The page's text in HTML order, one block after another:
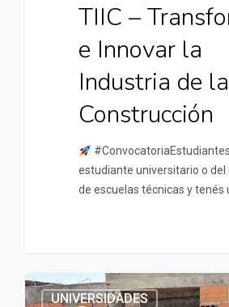
TIIC –
e Innovar la
Industria de la
Construcción
estudiante universitario o del
de escuelas técnicas y tenés
UNIVERSIDADES